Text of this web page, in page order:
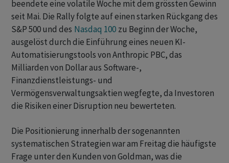
beendete eine volatile Woche mit dem grössten Gewinn
seit Mai. Die Rally folgte auf einen starken Rückgang des
S&P 500 und des Nasdaq 100 zu Beginn der Woche,
ausgelöst durch die Einführung eines neuen KI-
Automatisierungstools von Anthropic PBC, das
Milliarden von Dollar aus Software-,
Finanzdienstleistungs- und
Vermögensverwaltungsaktien wegfegte, da Investoren
die Risiken einer Disruption neu bewerteten.
Die Positionierung innerhalb der sogenannten
systematischen Strategien war am Freitag die häufigste
Frage unter den Kunden von Goldman, was die